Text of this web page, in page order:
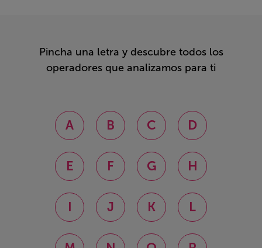
Pincha una letra y descubre todos los
operadores que analizamos para ti
A B C D
E F G H
I J K L